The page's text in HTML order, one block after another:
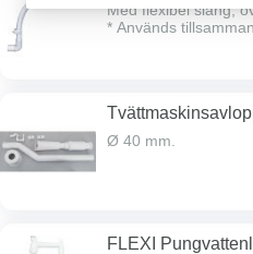
Med flexibel slang,
* Används
Ø 40 mm.
FLEXI